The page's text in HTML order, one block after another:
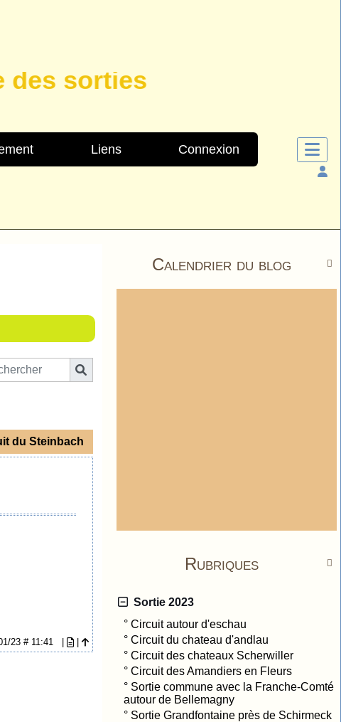
sorties
Liens Connexion
du Steinbach
23 # 11:41

Calendrier du blog

Rubriques
Sortie 2023
° Circuit autour d'eschau
° Circuit du chateau d'andlau
° Circuit des chateaux Scherwiller
° Circuit des Amandiers en Fleurs
° Sortie commune avec la Franche-Comté
autour de Bellemagny
° Sortie Grandfontaine près de Schirmeck